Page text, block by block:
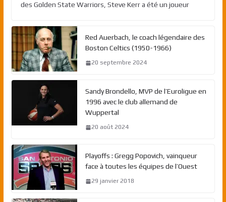
des Golden State Warriors, Steve Kerr a été un joueur
Red Auerbach, le coach légendaire des
Boston Celtics (1950-1966)
20 septembre 2024
Sandy Brondello, MVP de l’Euroligue en
1996 avec le club allemand de
Wuppertal
20 août 2024
Playoffs : Gregg Popovich, vainqueur
face à toutes les équipes de l’Ouest
29 janvier 2018